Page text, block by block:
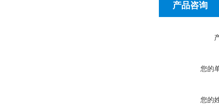
产品咨询
您的
您的